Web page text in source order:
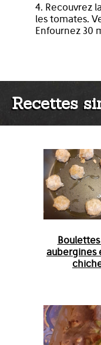
4. Recouvrez
les tomates.
Enfournez 30
Recettes
aubergines